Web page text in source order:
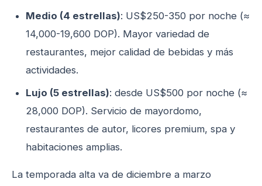
Medio (4 estrellas): US$250-350 por noche (≈
14,000-19,600 DOP). Mayor variedad de
restaurantes, mejor calidad de bebidas y más
actividades.
Lujo (5 estrellas): desde US$500 por noche (≈
28,000 DOP). Servicio de mayordomo,
restaurantes de autor, licores premium, spa y
habitaciones amplias.
La temporada alta va de diciembre a marzo